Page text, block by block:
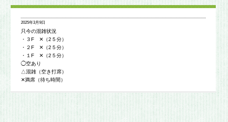
2025年3月9日
只今の混雑状況
・３F ✕（2５分）
・２F ✕（2５分）
・１F ✕（2５分）
◯空あり
△混雑（空き打席）
✕満席（待ち時間）